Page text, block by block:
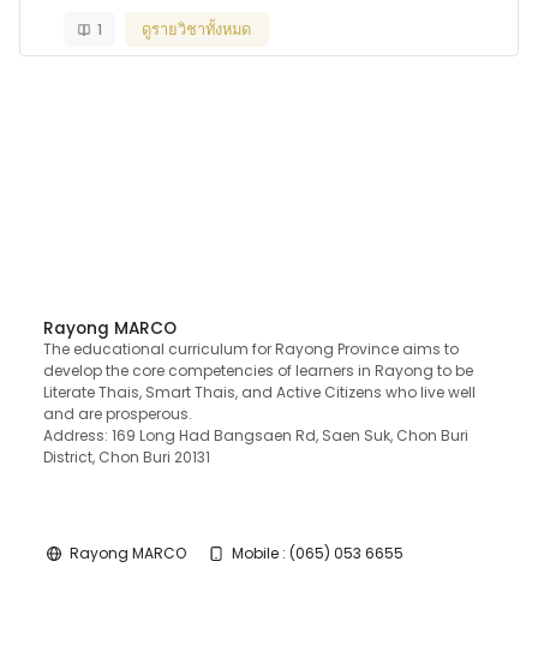
1 ดูรายวิชาทั้งหมด
Rayong MARCO
The educational curriculum for Rayong Province aims to
develop the core competencies of learners in Rayong to be
Literate Thais, Smart Thais, and Active Citizens who live well
and are prosperous.
Address: 169 Long Had Bangsaen Rd, Saen Suk, Chon Buri
District, Chon Buri 20131
Rayong MARCO Mobile : (065) 053 6655